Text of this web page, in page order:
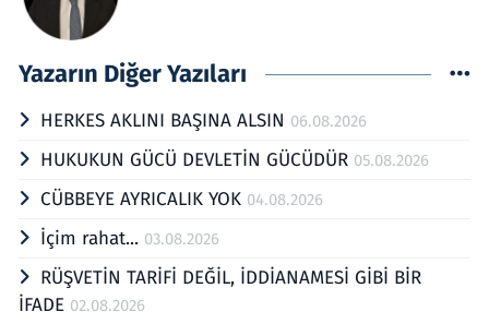
Yazarın Diğer Yazıları
HERKES AKLINI BAŞINA ALSIN 06.08.2026
HUKUKUN GÜCÜ DEVLETİN GÜCÜDÜR 05.08.2026
CÜBBEYE AYRICALIK YOK 04.08.2026
İçim rahat... 03.08.2026
RÜŞVETİN TARİFİ DEĞİL, İDDİANAMESİ GİBİ BİR
İFADE 02.08.2026